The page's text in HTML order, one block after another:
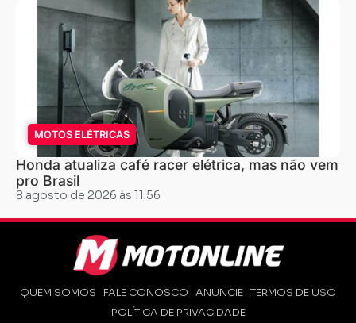
MOTOS ELÉTRICAS
Honda atualiza café racer elétrica, mas não vem
pro Brasil
8 agosto de 2026 às 11:56
QUEM SOMOS FALE CONOSCO ANUNCIE TERMOS DE USO
POLÍTICA DE PRIVACIDADE